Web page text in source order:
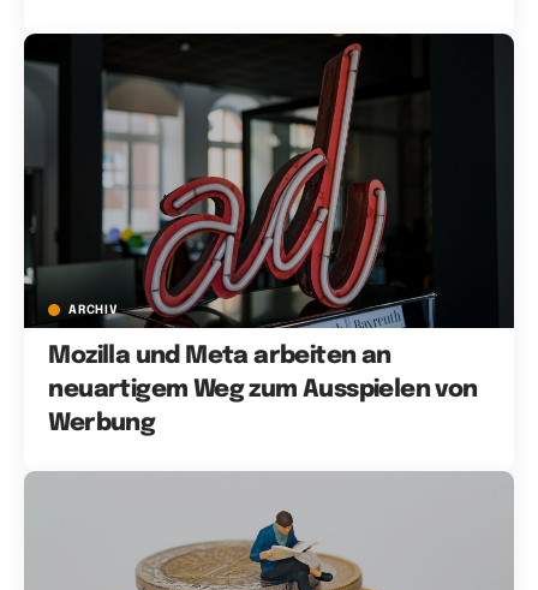
ARCHIV
Mozilla und Meta arbeiten an
neuartigem Weg zum Ausspielen von
Werbung